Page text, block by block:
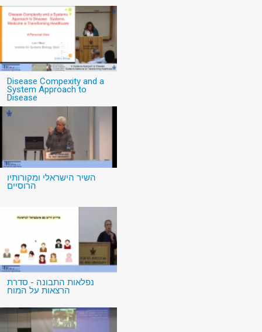
Disease Compexity and a
System Approach to
Disease
השיר הישראלי ומקורותיו
הרוסיים
נפלאות התבונה - סדרת
הרצאות על המוח